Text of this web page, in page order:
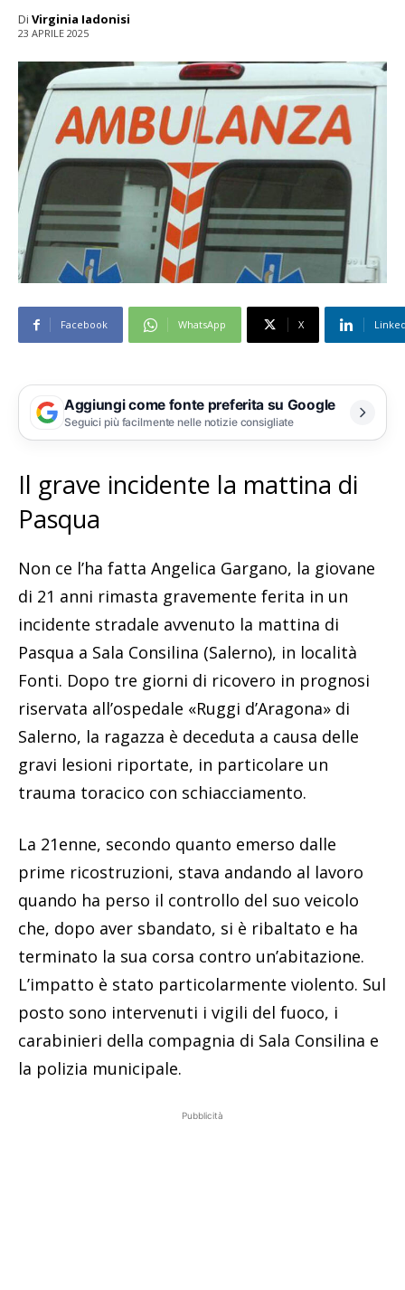
Di Virginia Iadonisi
23 APRILE 2025
Facebook WhatsApp X
Aggiungi come fonte preferita su Google
Seguici più facilmente nelle notizie consigliate
Il grave incidente la mattina di
Pasqua
Non ce l’ha fatta Angelica Gargano, la giovane
di 21 anni rimasta gravemente ferita in un
incidente stradale avvenuto la mattina di
Pasqua a Sala Consilina (Salerno), in località
Fonti. Dopo tre giorni di ricovero in prognosi
riservata all’ospedale «Ruggi d’Aragona» di
Salerno, la ragazza è deceduta a causa delle
gravi lesioni riportate, in particolare un
trauma toracico con schiacciamento.
La 21enne, secondo quanto emerso dalle
prime ricostruzioni, stava andando al lavoro
quando ha perso il controllo del suo veicolo
che, dopo aver sbandato, si è ribaltato e ha
terminato la sua corsa contro un’abitazione.
L’impatto è stato particolarmente violento. Sul
posto sono intervenuti i vigili del fuoco, i
carabinieri della compagnia di Sala Consilina e
la polizia municipale.
Pubblicità